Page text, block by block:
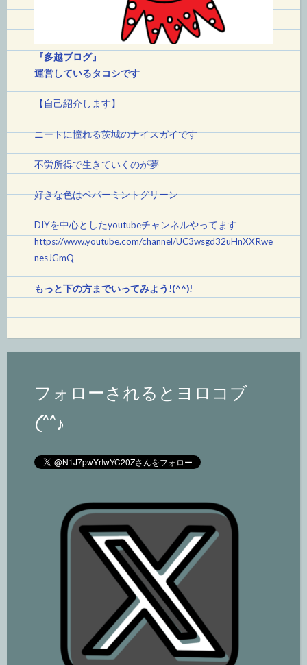
『多越ブログ』
運営しているタコシです
【自己紹介します】
ニートに憧れる茨城のナイスガイです
不労所得で生きていくのが夢
好きな色はペパーミントグリーン
DIYを中心としたyoutubeチャンネルやってます
https://www.youtube.com/channel/UC3wsgd32uHnXXRwe
nesJGmQ
もっと下の方までいってみよう!(^^)!
フォローされるとヨロコブ
(^^♪